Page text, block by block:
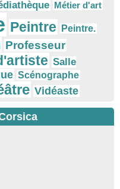
Métier d'art
Peintre Peintre.
Professeur
Salle
Scénographe
Vidéaste